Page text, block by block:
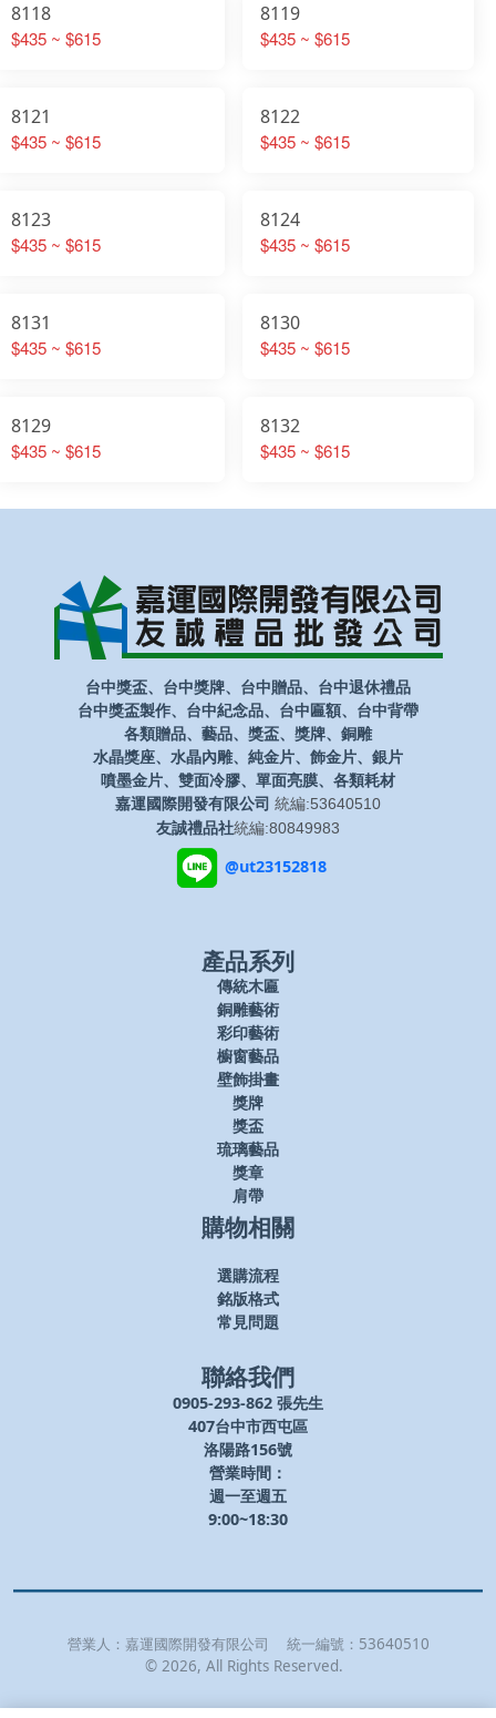
8118
$435 ~ $615
8119
$435 ~ $615
8121
$435 ~ $615
8122
$435 ~ $615
8123
$435 ~ $615
8124
$435 ~ $615
8131
$435 ~ $615
8130
$435 ~ $615
8129
$435 ~ $615
8132
$435 ~ $615
台中獎盃、台中獎牌、台中贈品、台中退休禮品
台中獎盃製作、台中紀念品、台中匾額、台中背帶
各類贈品、藝品、獎盃、獎牌、銅雕
水晶獎座、水晶內雕、純金片、飾金片、銀片
噴墨金片、雙面冷膠、單面亮膜、各類耗材
嘉運國際開發有限公司 統編:53640510
友誠禮品社統編:80849983
@ut23152818
產品系列
傳統木匾
銅雕藝術
彩印藝術
櫥窗藝品
壁飾掛畫
獎牌
獎盃
琉璃藝品
獎章
肩帶
購物相關
選購流程
銘版格式
常見問題
聯絡我們
0905-293-862 張先生
407台中市西屯區
洛陽路156號
營業時間：
週一至週五
9:00~18:30
營業人： 嘉運國際開發有限公司 統一編號： 53640510
© 2026, All Rights Reserved.